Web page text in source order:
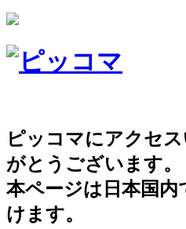
ピッコマにアクセ
がとうございます。
本ページは日本国
けます。